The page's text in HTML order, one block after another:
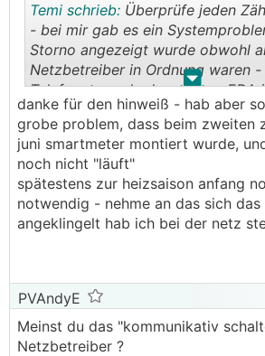
und gestern EDA portal
dh jetzt abwarten
. .
Temi schrieb: Überprüfe jeden
- bei mir gab es ein
Storno angezeigt wurde obwohl
Netzbetreiber in Ordnung waren -
Telefonat wurde das seitens EDA
Stunden gelöst
danke für den hinweiß - hab aber
grobe problem, dass beim zweiten
juni smartmeter montiert wurde,
noch nicht "läuft"
spätestens zur heizsaison anfang
notwendig - nehme an das sich
angeklingelt hab ich bei der netz
PVAndyE
Meinst du das "kommunikativ
Netzbetreiber ?